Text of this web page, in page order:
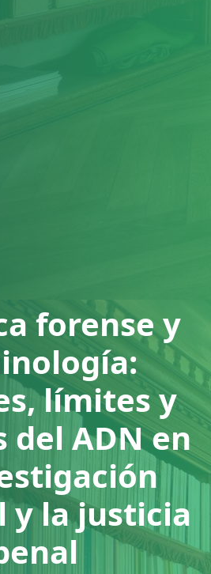
forense y
límites y
del ADN en
y la justicia